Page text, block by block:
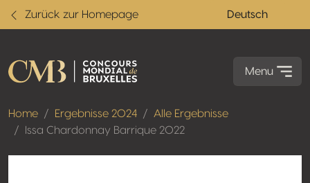
Zurück zur Homepage Deutsch
Menu
Home Ergebnisse 2024
Alle Ergebnisse
Issa Chardonnay Barrique 2022